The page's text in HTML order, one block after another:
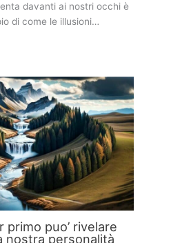
davanti ai nostri occhi è
di come le illusioni…
primo puo’ rivelare
nostra personalità